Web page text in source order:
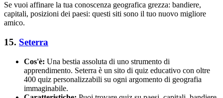
Se vuoi affinare la tua conoscenza geografica grezza: bandiere,
capitali, posizioni dei paesi: questi siti sono il tuo nuovo migliore
amico.
15. Seterra
Cos'è: Una bestia assoluta di uno strumento di
apprendimento. Seterra è un sito di quiz educativo con oltre
400 quiz personalizzabili su ogni argomento di geografia
immaginabile.